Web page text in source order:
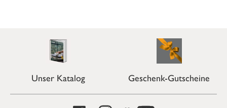
Unser Katalog Geschenk-Gutscheine